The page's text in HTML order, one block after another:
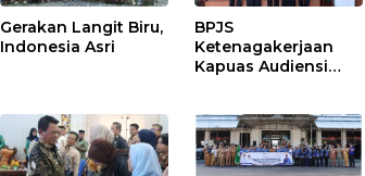
Gerakan Langit Biru,
Indonesia Asri
BPJS
Ketenagakerjaan
Kapuas Audiensi
Kepesertaan PKBU,
Ekosistem Desa, dan
Pekerja Rentan